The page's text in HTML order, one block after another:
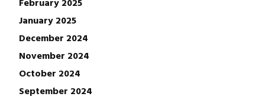
January 2025
December 2024
November 2024
October 2024
September 2024